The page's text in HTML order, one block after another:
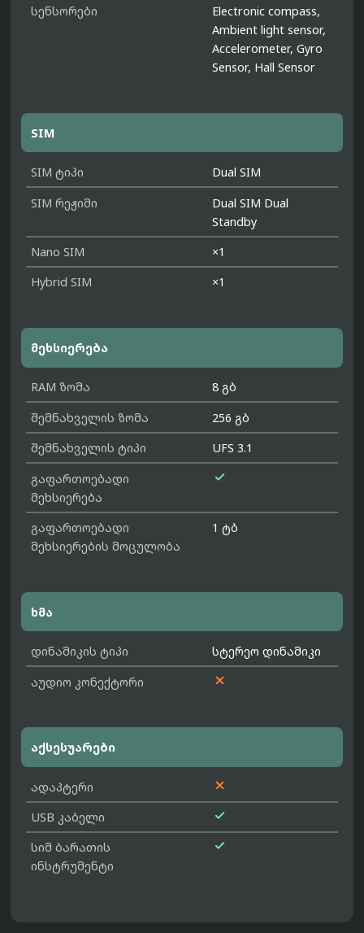
სენსორები
Electronic compass,
Ambient light sensor,
Accelerometer, Gyro
Sensor, Hall Sensor
SIM
SIM ტიპი
Dual SIM
SIM რეჟიმი
Dual SIM Dual
Standby
Nano SIM
×1
Hybrid SIM
×1
მეხსიერება
RAM ზომა
8 გბ
შემნახველის ზომა
256 გბ
შემნახველის ტიპი
UFS 3.1
გაფართოებადი
მეხსიერება

გაფართოებადი
მეხსიერების მოცულობა
1 ტბ
ხმა
დინამიკის ტიპი
სტერეო დინამიკი
აუდიო კონექტორი

აქსესუარები
ადაპტერი 
USB კაბელი 
სიმ ბარათის
ინსტრუმენტი
